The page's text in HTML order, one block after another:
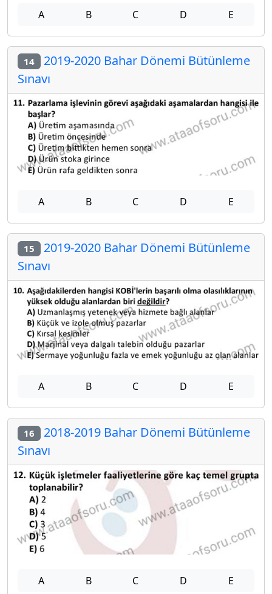
A B C D E
14 2019-2020 Bahar Dönemi Bütünleme
Sınavı
A B C D E
15 2019-2020 Bahar Dönemi Bütünleme
Sınavı
A B C D E
16 2018-2019 Bahar Dönemi Bütünleme
Sınavı
A B C D E